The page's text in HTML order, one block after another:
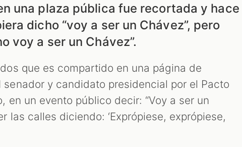
una plaza pública fue recortada y hace
dicho “voy a ser un Chávez”, pero
voy a ser un Chávez”.
que es compartido en una página de
senador y candidato presidencial por el Pacto
en un evento público decir: “Voy a ser un
las calles diciendo: ‘Exprópiese, exprópiese,